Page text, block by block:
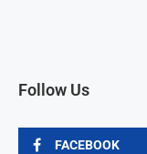
Follow Us
FACEBOOK